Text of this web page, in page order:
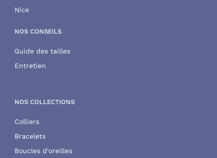
Nice
NOS CONSEILS
Guide des tailles
Entretien
NOS COLLECTIONS
Colliers
Bracelets
Boucles d'oreilles